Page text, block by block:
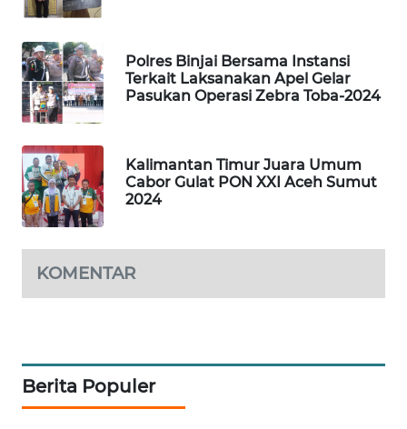
Polres Binjai Bersama Instansi
Terkait Laksanakan Apel Gelar
Pasukan Operasi Zebra Toba-2024
Kalimantan Timur Juara Umum
Cabor Gulat PON XXI Aceh Sumut
2024
KOMENTAR
Berita Populer
NEWS
METRO
SIANTAR
NEWS
MEDAN
NEWS
METRO
NEWS
KARING
NEWS